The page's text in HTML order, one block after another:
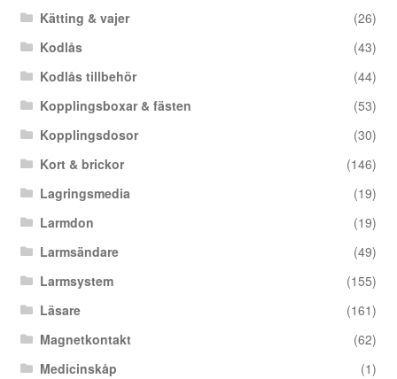
Kätting & vajer
(26)
Kodlås
(43)
Kodlås tillbehör
(44)
Kopplingsboxar & fästen
(53)
Kopplingsdosor
(30)
Kort & brickor
(146)
Lagringsmedia
(19)
Larmdon
(19)
Larmsändare
(49)
Larmsystem
(155)
Läsare
(161)
Magnetkontakt
(62)
Medicinskåp
(1)